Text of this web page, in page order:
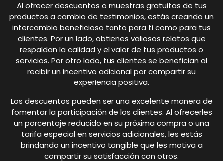
Al ofrecer descuentos o muestras gratuitas de tus
productos a cambio de testimonios, estás creando un
intercambio beneficioso tanto para ti como para tus
clientes. Por un lado, obtienes valiosos relatos que
respaldan la calidad y el valor de tus productos o
servicios. Por otro lado, tus clientes se benefician al
recibir un incentivo adicional por compartir su
experiencia positiva.
Los descuentos pueden ser una excelente manera de
fomentar la participación de los clientes. Al ofrecerles
un porcentaje reducido en su próxima compra o una
tarifa especial en servicios adicionales, les estás
brindando un incentivo tangible que les motiva a
compartir su satisfacción con otros.